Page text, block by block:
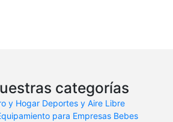
categorías
y Hogar Deportes y Aire Libre
para Empresas Bebes